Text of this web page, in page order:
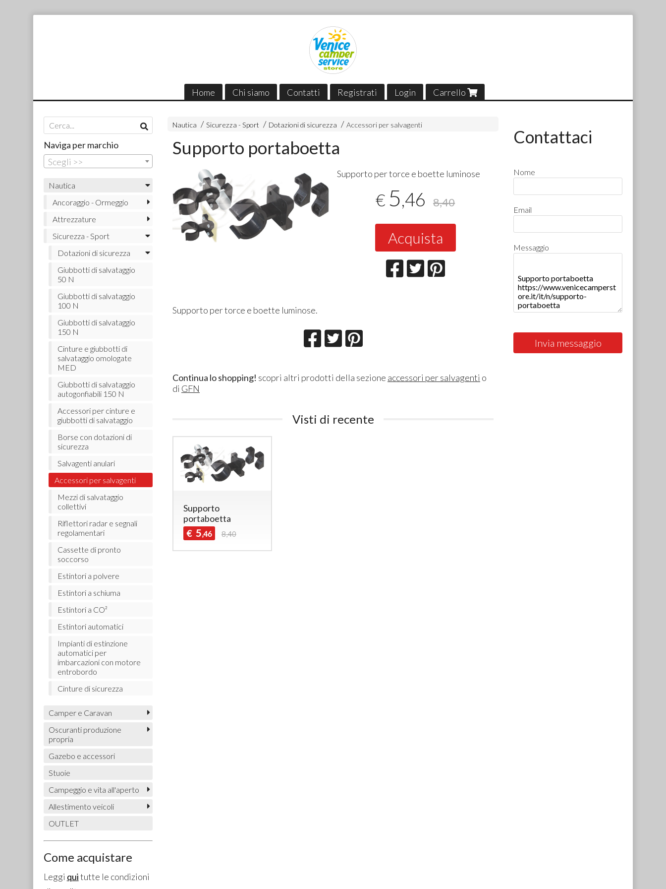
Home Chi siamo Contatti Registrati Login Carrello
Nautica Sicurezza - Sport Dotazioni di sicurezza Accessori per salvagenti
Supporto portaboetta
Supporto per torce e boette luminose
€ 5,46 8,40
Acquista
Supporto per torce e boette luminose.
Continua lo shopping! scopri altri prodotti della sezione accessori per salvagenti o
di GFN
Visti di recente
Supporto
portaboetta
€ 5,46 8,40
Naviga per marchio
Scegli >>
Nautica
Ancoraggio - Ormeggio
Attrezzature
Sicurezza - Sport
Dotazioni di sicurezza
Giubbotti di salvataggio
50 N
Giubbotti di salvataggio
100 N
Giubbotti di salvataggio
150 N
Cinture e giubbotti di
salvataggio omologate
MED
Giubbotti di salvataggio
autogonfiabili 150 N
Accessori per cinture e
giubbotti di salvataggio
Borse con dotazioni di
sicurezza
Salvagenti anulari
Accessori per salvagenti
Mezzi di salvataggio
collettivi
Riflettori radar e segnali
regolamentari
Cassette di pronto
soccorso
Estintori a polvere
Estintori a schiuma
Estintori a CO²
Estintori automatici
Impianti di estinzione
automatici per
imbarcazioni con motore
entrobordo
Cinture di sicurezza
Camper e Caravan
Oscuranti produzione
propria
Gazebo e accessori
Stuoie
Campeggio e vita all'aperto
Allestimento veicoli
OUTLET
Come acquistare
Leggi quitutte le condizioni
Contattaci
Nome
Email
Messaggio
Invia messaggio